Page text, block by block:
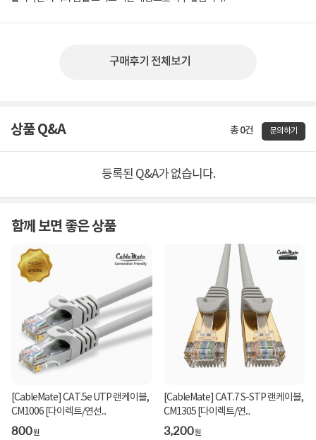
구매후기 전체보기
상품 Q&A 총 0건 문의하기
등록된 Q&A가 없습니다.
함께 보면 좋은 상품
[CableMate] CAT.5e UTP 랜케이블,
CM1006 [다이렉트/연선...
800원
[CableMate] CAT.7 S-STP 랜케이블,
CM1305 [다이렉트/연...
3,200원